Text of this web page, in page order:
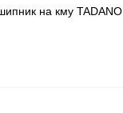
на кму TADANO